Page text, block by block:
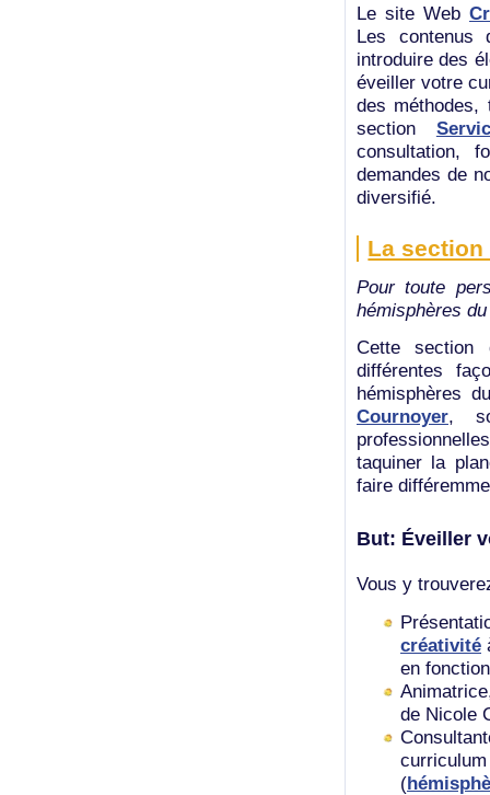
Le site Web
Les
introduire des
éveiller votre
des méthodes,
section
consultation,
demandes de
diversifié.
La section
Pour toute
hémisphères
Cette
différentes
hémisphères
Cournoyer,
taquiner la
faire
But: Éveiller
Vous y
créativité
en
de Nicole
(